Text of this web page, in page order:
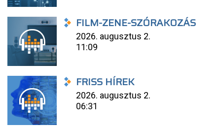
FILM-ZENE-SZÓRAKOZÁS
2026. augusztus 2.
11:09
FRISS HÍREK
2026. augusztus 2.
06:31